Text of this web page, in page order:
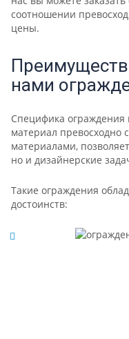
соотношении
цены.
нами
Специфика ограждения
материал превосходно
материалами,
но и дизайнерские
Такие ограждения
достоинств: